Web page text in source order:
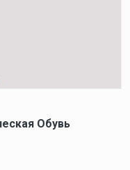
Обувь